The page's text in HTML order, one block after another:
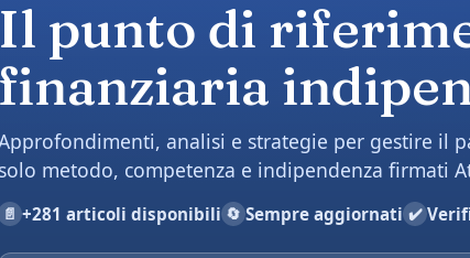
punto di
analisi e strategie per gestire il
metodo, competenza e indipendenza firmati
📄 +281 articoli disponibili 🔄 Sempre aggiornati ✔️